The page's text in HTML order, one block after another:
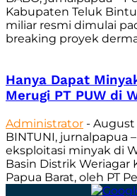
Kabupaten Teluk
miliar resmi dimulai
breaking proyek
Hanya Dapat
Merugi PT PUW di
Administrator - August
BINTUNI, jurnalpapua
eksploitasi minyak di
Basin Distrik Weriagar
Papua Barat, oleh PT